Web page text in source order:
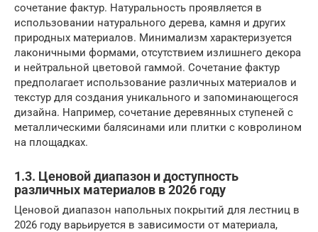
сочетание фактур. Натуральность проявляется в
использовании натурального дерева, камня и других
природных материалов. Минимализм характеризуется
лаконичными формами, отсутствием излишнего декора
и нейтральной цветовой гаммой. Сочетание фактур
предполагает использование различных материалов и
текстур для создания уникального и запоминающегося
дизайна. Например, сочетание деревянных ступеней с
металлическими балясинами или плитки с ковролином
на площадках.
1.3. Ценовой диапазон и доступность
различных материалов в 2026 году
Ценовой диапазон напольных покрытий для лестниц в
2026 году варьируется в зависимости от материала,